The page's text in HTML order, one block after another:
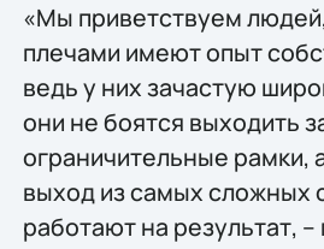
«Мы приветствуем
плечами имеют опыт
ведь у них зачастую
они не боятся выходить
ограничительные рамки,
выход из самых сложных
работают на результат, –